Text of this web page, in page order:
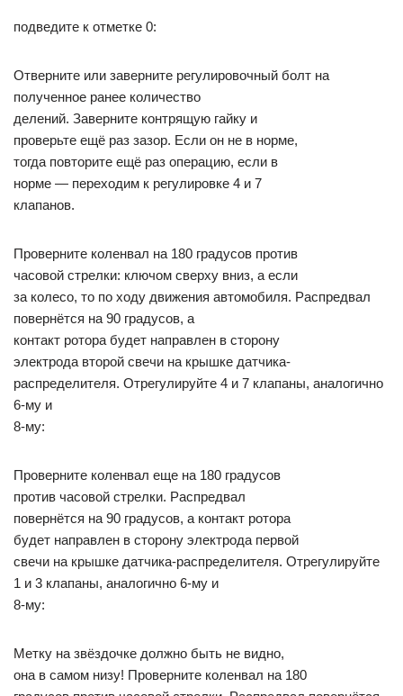
подведите к отметке 0:
Отверните или заверните регулировочный болт на
полученное ранее количество
делений. Заверните контрящую гайку и
проверьте ещё раз зазор. Если он не в норме,
тогда повторите ещё раз операцию, если в
норме — переходим к регулировке 4 и 7
клапанов.
Проверните коленвал на 180 градусов против
часовой стрелки: ключом сверху вниз, а если
за колесо, то по ходу движения автомобиля. Распредвал
повернётся на 90 градусов, а
контакт ротора будет направлен в сторону
электрода второй свечи на крышке датчика-
распределителя. Отрегулируйте 4 и 7 клапаны, аналогично
6-му и
8-му:
Проверните коленвал еще на 180 градусов
против часовой стрелки. Распредвал
повернётся на 90 градусов, а контакт ротора
будет направлен в сторону электрода первой
свечи на крышке датчика-распределителя. Отрегулируйте
1 и 3 клапаны, аналогично 6-му и
8-му:
Метку на звёздочке должно быть не видно,
она в самом низу! Проверните коленвал на 180